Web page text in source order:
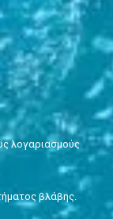
λογαριασμούς
βλάβης.